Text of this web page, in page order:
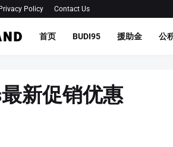
Privacy Policy Contact Us
首页 BUDI95 援助金 公
新促销优惠